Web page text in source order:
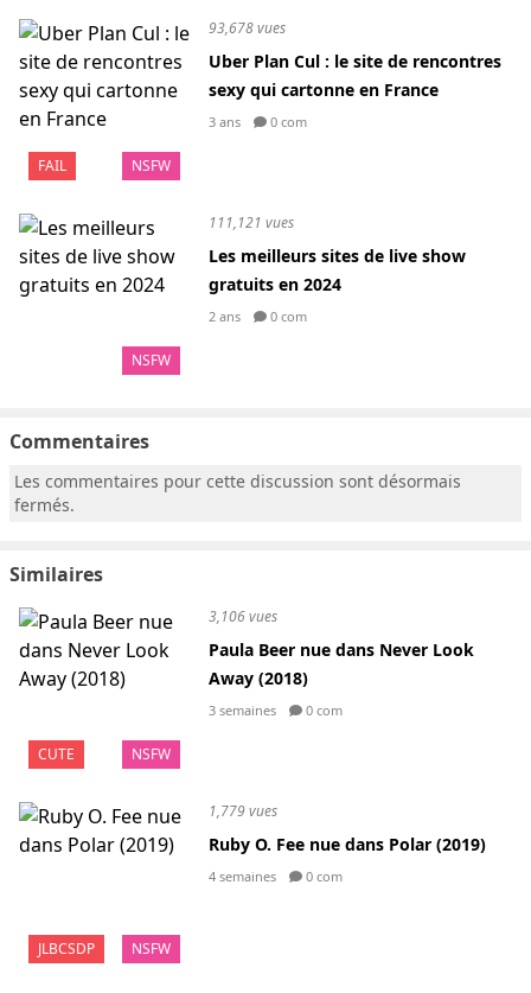
FAIL NSFW
93,678 vues
Uber Plan Cul : le site de rencontres
sexy qui cartonne en France
3 ans 0 com
NSFW
111,121 vues
Les meilleurs sites de live show
gratuits en 2024
2 ans 0 com
Commentaires
Les commentaires pour cette discussion sont désormais
fermés.
Similaires
CUTE NSFW
3,106 vues
Paula Beer nue dans Never Look
Away (2018)
3 semaines 0 com
JLBCSDP NSFW
1,779 vues
Ruby O. Fee nue dans Polar (2019)
4 semaines 0 com